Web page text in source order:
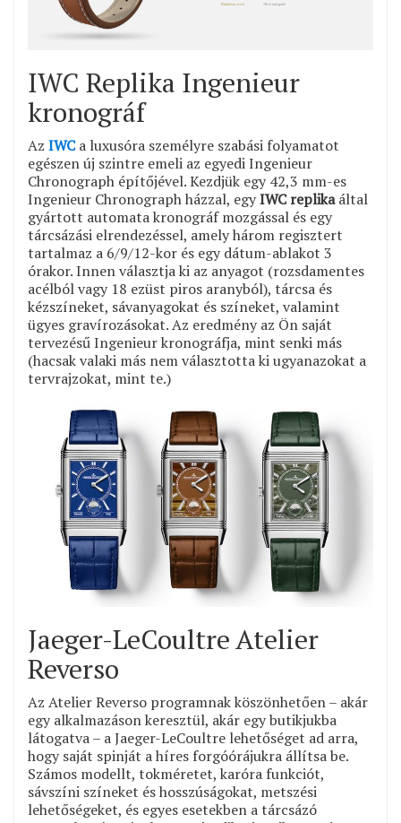
IWC Replika Ingenieur
kronográf
Az IWCa luxusóra személyre szabási folyamatot
egészen új szintre emeli az egyedi Ingenieur
Chronograph építőjével. Kezdjük egy 42,3 mm-es
Ingenieur Chronograph házzal, egyIWC replikaáltal
gyártott automata kronográf mozgással és egy
tárcsázási elrendezéssel, amely három regisztert
tartalmaz a 6/9/12-kor és egy dátum-ablakot 3
órakor. Innen választja ki az anyagot (rozsdamentes
acélból vagy 18 ezüst piros aranyból), tárcsa és
kézszíneket, sávanyagokat és színeket, valamint
ügyes gravírozásokat. Az eredmény az Ön saját
tervezésű Ingenieur kronográfja, mint senki más
(hacsak valaki más nem választotta ki ugyanazokat a
tervrajzokat, mint te.)
Jaeger-LeCoultre Atelier
Reverso
Az Atelier Reverso programnak köszönhetően – akár
egy alkalmazáson keresztül, akár egy butikjukba
látogatva – a Jaeger-LeCoultre lehetőséget ad arra,
hogy saját spinját a híres forgóórájukra állítsa be.
Számos modellt, tokméretet, karóra funkciót,
sávszíni színeket és hosszúságokat, metszési
lehetőségeket, és egyes esetekben a tárcsázó